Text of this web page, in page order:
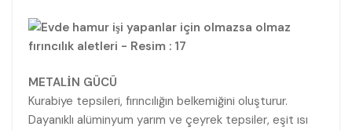
METALİN GÜCÜ
Kurabiye tepsileri, fırıncılığın belkemiğini oluşturur.
Dayanıklı alüminyum yarım ve çeyrek tepsiler, eşit ısı